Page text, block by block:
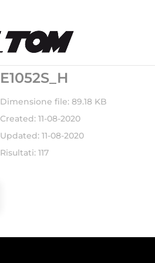
E1052S_H
Dimensione file: 89.18 KB
Created: 11-08-2020
Updated: 11-08-2020
Risultati: 117